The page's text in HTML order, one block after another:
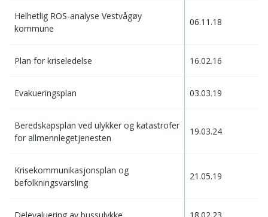
Helhetlig ROS-analyse Vestvågøy
kommune
06.11.18
Plan for kriseledelse 16.02.16
Evakueringsplan 03.03.19
Beredskapsplan ved ulykker og katastrofer
for allmennlegetjenesten
19.03.24
Krisekommunikasjonsplan og
befolkningsvarsling
21.05.19